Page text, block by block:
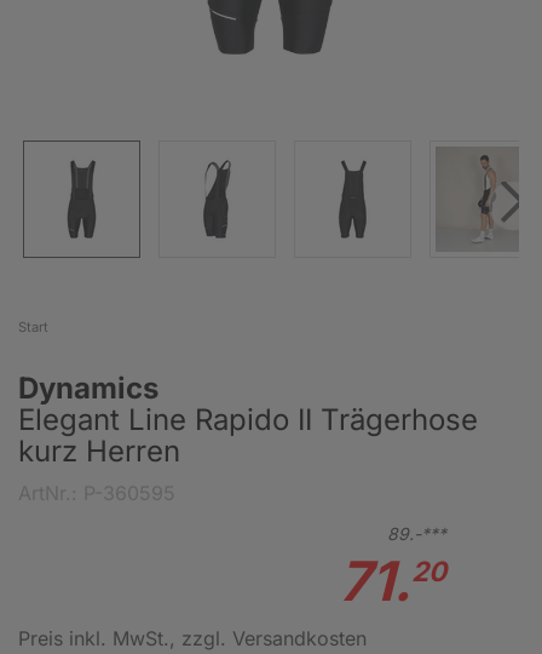
Start
Dynamics
Elegant Line Rapido II Trägerhose
kurz Herren
89.-***
71.20
Preis inkl. MwSt., zzgl. Versandkosten